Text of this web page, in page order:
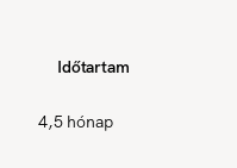
Időtartam
4,5 hónap